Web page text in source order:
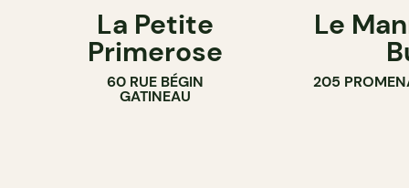
La Petite
Primerose
60 RUE BÉGIN
GATINEAU
Le
205